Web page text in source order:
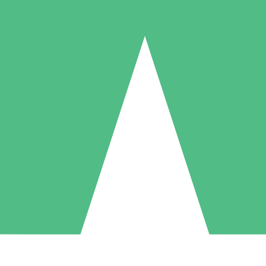
Individuella Kreditpaket
per användning med nedladdningskrediter. Inget månatligt åtagande
5 Nedladdningar
US$